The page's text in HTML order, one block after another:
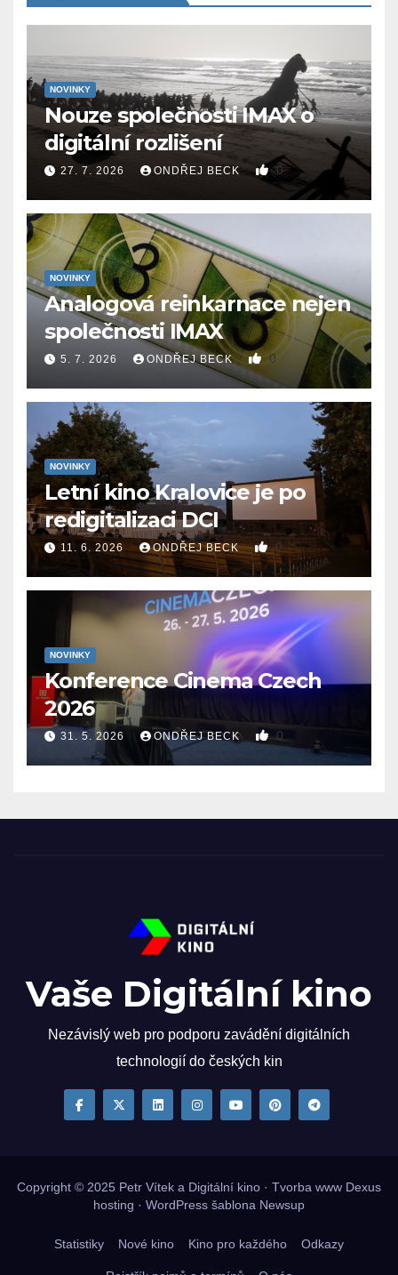
NOVINKY
Nouze společnosti IMAX o
digitální rozlišení
27. 7. 2026 ONDŘEJ BECK 0
NOVINKY
Analogová reinkarnace nejen
společnosti IMAX
5. 7. 2026 ONDŘEJ BECK 0
NOVINKY
Letní kino Kralovice je po
redigitalizaci DCI
11. 6. 2026 ONDŘEJ BECK 0
NOVINKY
Konference Cinema Czech
2026
31. 5. 2026 ONDŘEJ BECK 0
Vaše Digitální kino
Nezávislý web pro podporu zavádění digitálních
technologií do českých kin
Copyright © 2025 Petr Vítek a Digitální kino · Tvorba www Dexus
hosting · WordPress šablona Newsup
Statistiky Nové kino Kino pro každého Odkazy